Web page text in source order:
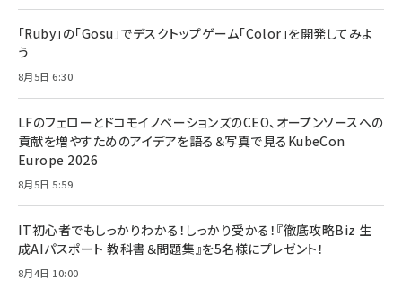
「Ruby」の「Gosu」でデスクトップゲーム「Color」を開発してみよ
う
8月5日 6:30
LFのフェローとドコモイノベーションズのCEO、オープンソースへの
貢献を増やすためのアイデアを語る＆写真で見るKubeCon
Europe 2026
8月5日 5:59
IT初心者でもしっかりわかる！しっかり受かる！『徹底攻略Biz 生
成AIパスポート 教科書＆問題集』を5名様にプレゼント！
8月4日 10:00